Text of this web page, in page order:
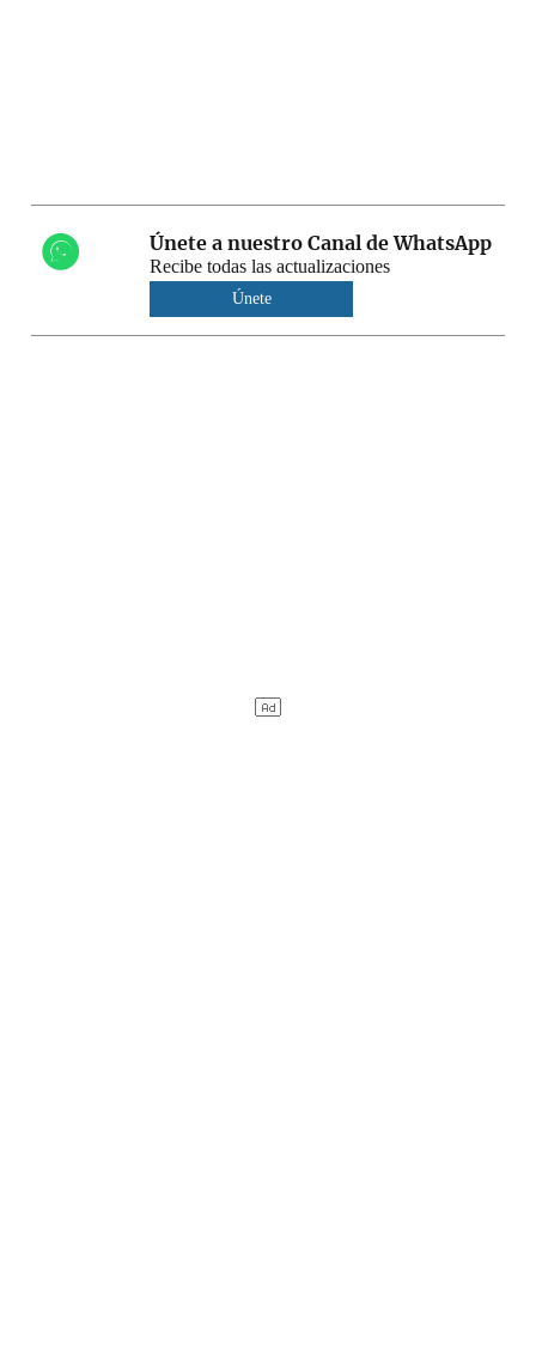
Únete a nuestro Canal de WhatsApp
Recibe todas las actualizaciones
Únete